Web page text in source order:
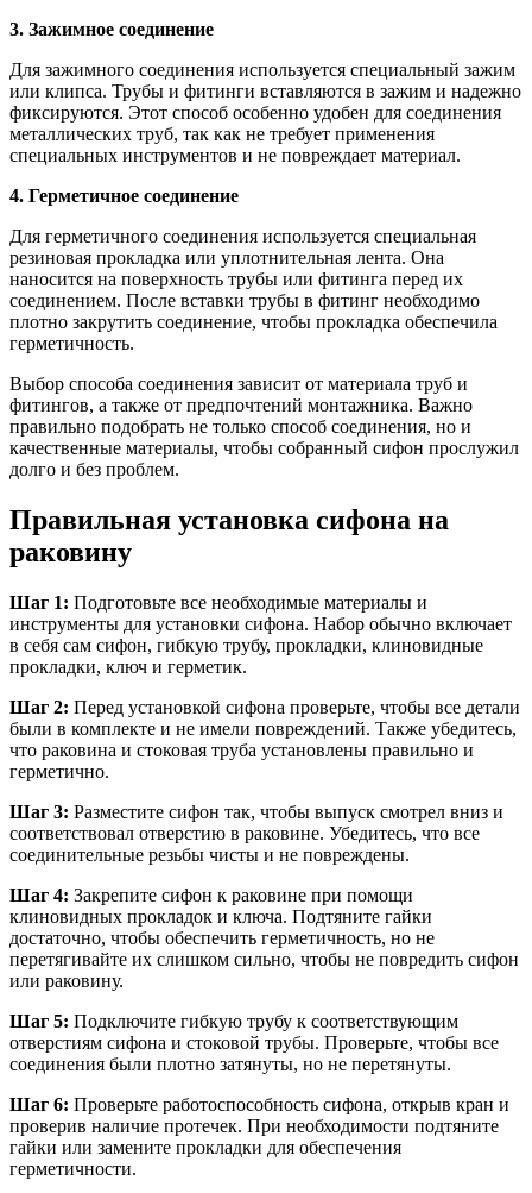
3. Зажимное соединение
Для зажимного соединения используется специальный зажим
или клипса. Трубы и фитинги вставляются в зажим и надежно
фиксируются. Этот способ особенно удобен для соединения
металлических труб, так как не требует применения
специальных инструментов и не повреждает материал.
4. Герметичное соединение
Для герметичного соединения используется специальная
резиновая прокладка или уплотнительная лента. Она
наносится на поверхность трубы или фитинга перед их
соединением. После вставки трубы в фитинг необходимо
плотно закрутить соединение, чтобы прокладка обеспечила
герметичность.
Выбор способа соединения зависит от материала труб и
фитингов, а также от предпочтений монтажника. Важно
правильно подобрать не только способ соединения, но и
качественные материалы, чтобы собранный сифон прослужил
долго и без проблем.
Правильная установка сифона на
раковину
Шаг 1: Подготовьте все необходимые материалы и
инструменты для установки сифона. Набор обычно включает
в себя сам сифон, гибкую трубу, прокладки, клиновидные
прокладки, ключ и герметик.
Шаг 2: Перед установкой сифона проверьте, чтобы все детали
были в комплекте и не имели повреждений. Также убедитесь,
что раковина и стоковая труба установлены правильно и
герметично.
Шаг 3: Разместите сифон так, чтобы выпуск смотрел вниз и
соответствовал отверстию в раковине. Убедитесь, что все
соединительные резьбы чисты и не повреждены.
Шаг 4: Закрепите сифон к раковине при помощи
клиновидных прокладок и ключа. Подтяните гайки
достаточно, чтобы обеспечить герметичность, но не
перетягивайте их слишком сильно, чтобы не повредить сифон
или раковину.
Шаг 5: Подключите гибкую трубу к соответствующим
отверстиям сифона и стоковой трубы. Проверьте, чтобы все
соединения были плотно затянуты, но не перетянуты.
Шаг 6: Проверьте работоспособность сифона, открыв кран и
проверив наличие протечек. При необходимости подтяните
гайки или замените прокладки для обеспечения
герметичности.